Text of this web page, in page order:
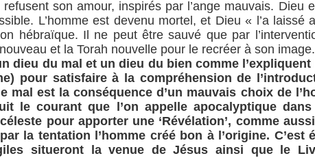
son amour, inspirés par l’ange mauvais. Dieu
L’homme est devenu mortel, et Dieu « l’a laissé
hébraïque. Il ne peut être sauvé que par
et la Torah nouvelle pour le recréer à son image.
dieu du mal et un dieu du bien comme
pour satisfaire à la compréhension de
mal est la conséquence d’un mauvais choix de
le courant que l’on appelle apocalyptique
pour apporter une ‘Révélation’, comme
la tentation l’homme créé bon à l’origine. C’est
situeront la venue de Jésus ainsi que le